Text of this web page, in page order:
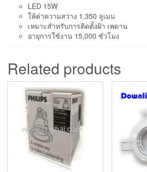
LED 15W
ให้ค่าความสว่าง 1,350 ลูเมน
เหมาะสำหรับการติดตั้งฝ้า เพดาน
อายุการใช้งาน 15,000 ชั่วโมง
Related products